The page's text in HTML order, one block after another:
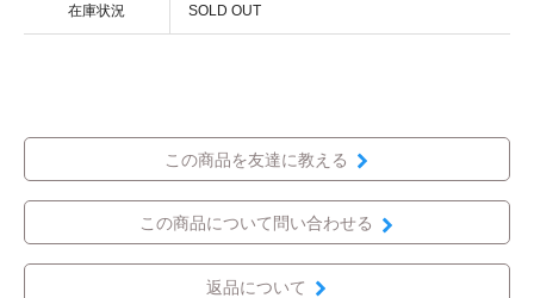
在庫状況 SOLD OUT
この商品を友達に教える
この商品について問い合わせる
返品について